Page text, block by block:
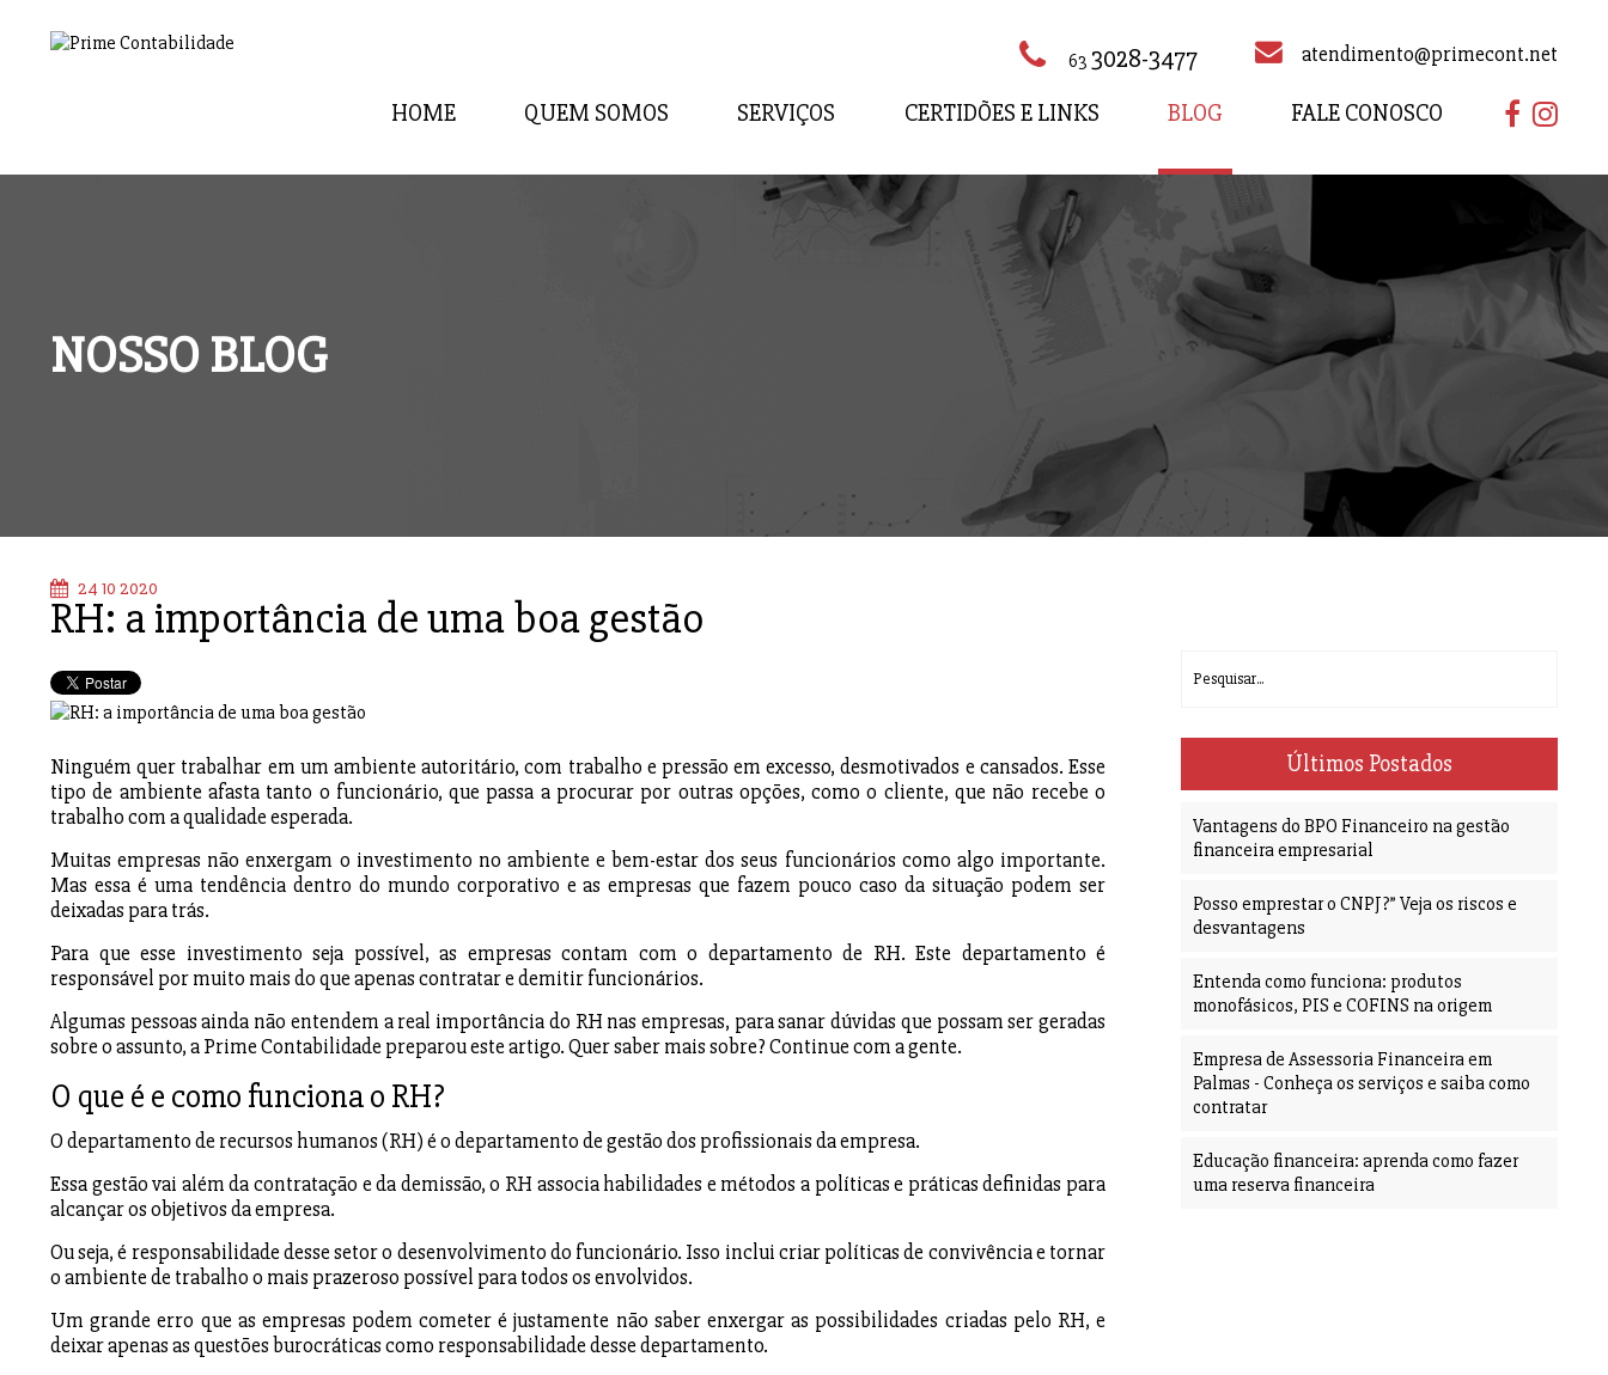
63 3028-3477 atendimento@primecont.net
HOME QUEM SOMOS SERVIÇOS CERTIDÕES E LINKS BLOG FALE CONOSCO
NOSSO BLOG
24 10 2020
RH: a importância de uma boa gestão
Ninguém quer trabalhar em um ambiente autoritário, com trabalho e pressão em excesso, desmotivados e cansados. Esse
tipo de ambiente afasta tanto o funcionário, que passa a procurar por outras opções, como o cliente, que não recebe o
trabalho com a qualidade esperada.
Muitas empresas não enxergam o investimento no ambiente e bem-estar dos seus funcionários como algo importante.
Mas essa é uma tendência dentro do mundo corporativo e as empresas que fazem pouco caso da situação podem ser
deixadas para trás.
Para que esse investimento seja possível, as empresas contam com o departamento de RH. Este departamento é
responsável por muito mais do que apenas contratar e demitir funcionários.
Algumas pessoas ainda não entendem a real importância do RH nas empresas, para sanar dúvidas que possam ser geradas
sobre o assunto, a Prime Contabilidade preparou este artigo. Quer saber mais sobre? Continue com a gente.
O que é e como funciona o RH?
O departamento de recursos humanos (RH) é o departamento de gestão dos profissionais da empresa.
Essa gestão vai além da contratação e da demissão, o RH associa habilidades e métodos a políticas e práticas definidas para
alcançar os objetivos da empresa.
Ou seja, é responsabilidade desse setor o desenvolvimento do funcionário. Isso inclui criar políticas de convivência e tornar
o ambiente de trabalho o mais prazeroso possível para todos os envolvidos.
Um grande erro que as empresas podem cometer é justamente não saber enxergar as possibilidades criadas pelo RH, e
deixar apenas as questões burocráticas como responsabilidade desse departamento.
Últimos Postados
Vantagens do BPO Financeiro na gestão
financeira empresarial
Posso emprestar o CNPJ?” Veja os riscos e
desvantagens
Entenda como funciona: produtos
monofásicos, PIS e COFINS na origem
Empresa de Assessoria Financeira em
Palmas - Conheça os serviços e saiba como
contratar
Educação financeira: aprenda como fazer
uma reserva financeira